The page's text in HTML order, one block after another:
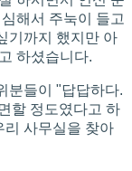
해서 주눅이 들고
기까지 했지만 아
하셨습니다.
분들이 "답답하다.
할 정도였다고 하
리 사무실을 찾아